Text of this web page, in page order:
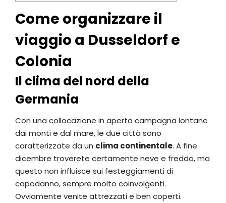
Come organizzare il
viaggio a Dusseldorf e
Colonia
Il clima del nord della
Germania
Con una collocazione in aperta campagna lontane
dai monti e dal mare, le due città sono
caratterizzate da un clima continentale. A fine
dicembre troverete certamente neve e freddo, ma
questo non influisce sui festeggiamenti di
capodanno, sempre molto coinvolgenti.
Ovviamente venite attrezzati e ben coperti.